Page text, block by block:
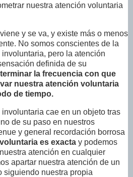
nuestra atención voluntaria
y se va, y existe más o menos
No somos conscientes de la
pero la atención
definida de su
la frecuencia con que
nuestra atención voluntaria
de tiempo.
cae en un objeto tras
de su paso en nuestros
y general recordación borrosa
es exacta y podemos
atención en cualquier
apartar nuestra atención de un
siguiendo nuestra propia